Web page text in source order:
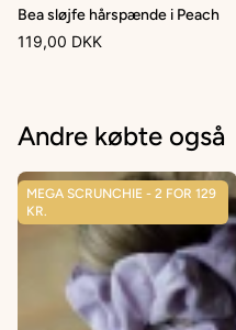
Bea sløjfe hårspænde i Peach
119,00 DKK
Andre købte også
MEGA SCRUNCHIE - 2 FOR 129
KR.